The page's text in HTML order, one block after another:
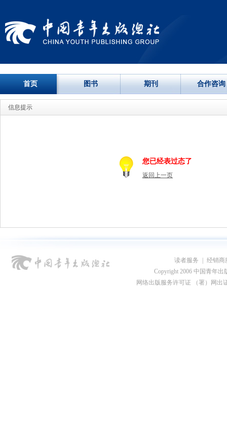
首页 图书 期刊 合作咨询
信息提示
您已经表过态了
返回上一页
读者服务
经销商
Copyright 2006 中国青年出
网络出版服务许可证 （署）网出